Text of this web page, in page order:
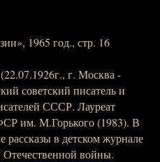
1965 год., стр. 16
г. Москва -
советский писатель и
СССР. Лауреат
им. М.Горького (1983). В
рассказы в детском журнале
войны.